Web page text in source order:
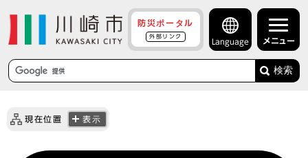
防災ポータル
外部リンク
Language メニュー
検索
現在位置 表示